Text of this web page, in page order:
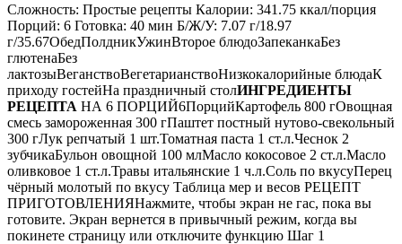
Сложность: Простые рецепты Калории: 341.75 ккал/порция
Порций: 6 Готовка: 40 мин Б/Ж/У: 7.07 г/18.97
г/35.67ОбедПолдникУжинВторое блюдоЗапеканкаБез
глютенаБез
лактозыВеганствоВегетарианствоНизкокалорийные блюдаК
приходу гостейНа праздничный столИНГРЕДИЕНТЫ
РЕЦЕПТА НА 6 ПОРЦИЙ6ПорцийКартофель 800 гОвощная
смесь замороженная 300 гПаштет постный нутово-свекольный
300 гЛук репчатый 1 шт.Томатная паста 1 ст.л.Чеснок 2
зубчикаБульон овощной 100 млМасло кокосовое 2 ст.л.Масло
оливковое 1 ст.л.Травы итальянские 1 ч.л.Соль по вкусуПерец
чёрный молотый по вкусу Таблица мер и весов РЕЦЕПТ
ПРИГОТОВЛЕНИЯНажмите, чтобы экран не гас, пока вы
готовите. Экран вернется в привычный режим, когда вы
покинете страницу или отключите функцию Шаг 1